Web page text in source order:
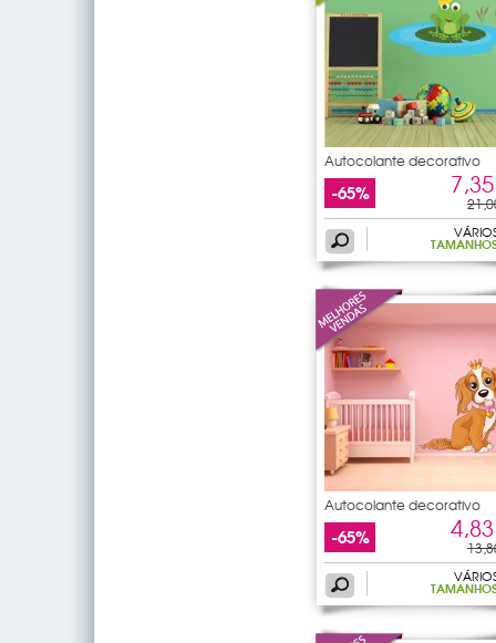
Autocolante decorativo
-65%
Autocolante decorativo
-65%